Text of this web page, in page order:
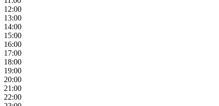
12:00
13:00
14:00
15:00
16:00
17:00
18:00
19:00
20:00
21:00
22:00